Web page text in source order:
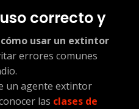
correcto y
cómo usar un extintor
errores comunes
un agente extintor
las clases de